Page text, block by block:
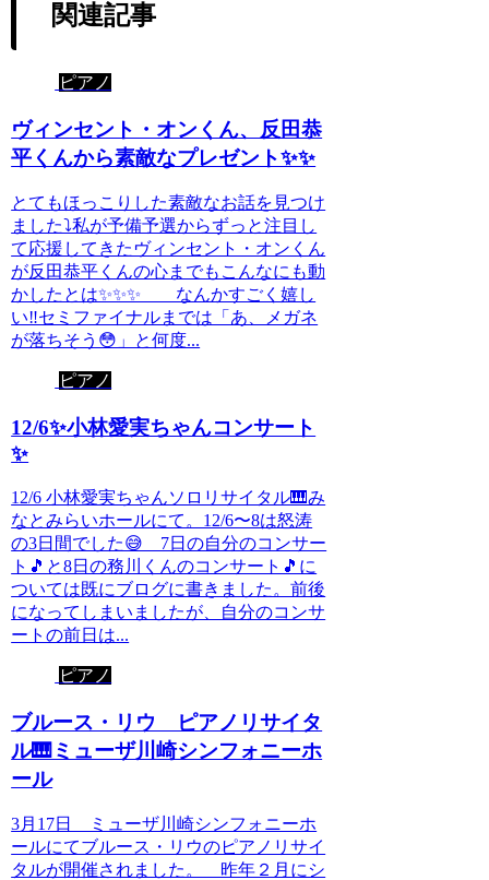
関連記事
ピアノ
ヴィンセント・オンくん、反田恭
平くんから素敵なプレゼント✨✨
とてもほっこりした素敵なお話を見つけ
ました⤵️私が予備予選からずっと注目し
て応援してきたヴィンセント・オンくん
が反田恭平くんの心までもこんなにも動
かしたとは✨✨✨ なんかすごく嬉し
い‼️セミファイナルまでは「あ、メガネ
が落ちそう😳」と何度...
ピアノ
12/6✨小林愛実ちゃんコンサート
✨
12/6 小林愛実ちゃんソロリサイタル🎹み
なとみらいホールにて。12/6〜8は怒涛
の3日間でした😅 7日の自分のコンサー
ト🎵と8日の務川くんのコンサート🎵に
ついては既にブログに書きました。前後
になってしまいましたが、自分のコンサ
ートの前日は...
ピアノ
ブルース・リウ ピアノリサイタ
ル🎹ミューザ川崎シンフォニーホ
ール
3月17日 ミューザ川崎シンフォニーホ
ールにてブルース・リウのピアノリサイ
タルが開催されました。 昨年２月にシ